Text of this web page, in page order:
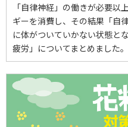
「自律神経」の働きが必要以
ギーを消費し、その結果「自
に体がついていかない状態と
疲労」についてまとめました。